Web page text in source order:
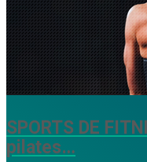
SPORTS DE
pilates…